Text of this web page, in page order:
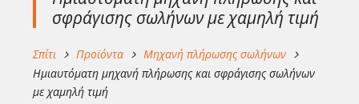
σφράγισης σωλήνων με χαμηλή τιμή
Σπίτι Προϊόντα
Μηχανή πλήρωσης σωλήνων
Ημιαυτόματη μηχανή πλήρωσης και σφράγισης σωλήνων
με χαμηλή τιμή